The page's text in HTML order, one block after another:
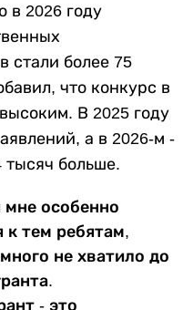
в 2026 году
стали более 75
что конкурс в
В 2025 году
а в 2026-м -
тысяч больше.
мне особенно
к тем ребятам,
не хватило до
- это